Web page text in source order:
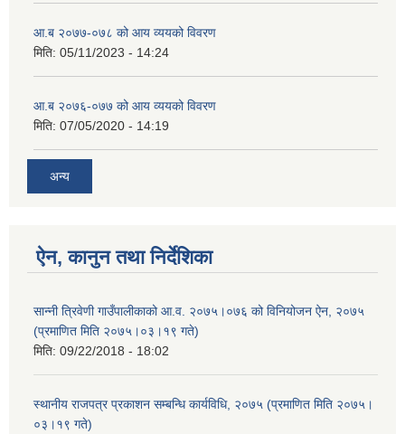
आ.ब २०७७-०७८ को आय व्ययको विवरण
मिति: 05/11/2023 - 14:24
आ.ब २०७६-०७७ को आय व्ययको विवरण
मिति: 07/05/2020 - 14:19
अन्य
ऐन, कानुन तथा निर्देशिका
सान्नी त्रिवेणी गाउँपालीकाको आ‍.व. २०७५।०७६ को विनियोजन ऐन, २०७५
(प्रमाणित मिति २०७५।०३।१९ गते)
मिति: 09/22/2018 - 18:02
स्थानीय राजपत्र प्रकाशन सम्बन्धि कार्यविधि, २०७५ (प्रमाणित मिति २०७५।
०३।१९ गते)